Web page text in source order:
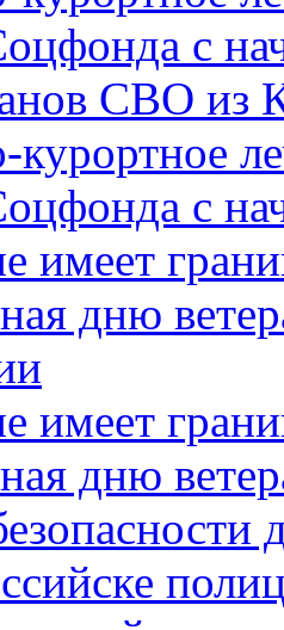
с
СВО из
курортное
с
имеет
дню
имеет
дню